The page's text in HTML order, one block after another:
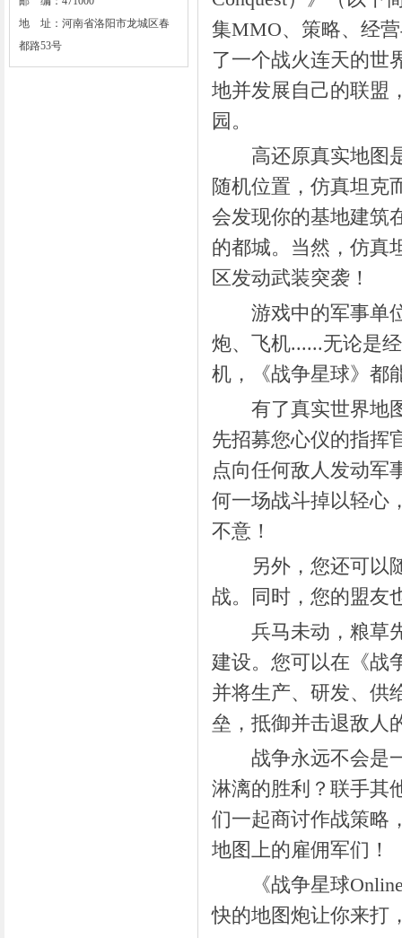
地 址：河南省洛阳市龙城区春
都路53号
集MMO、策略、经
了一个战火连天的世
地并发展自己的联盟
园。
高还原真实地图是
随机位置，仿真坦克
会发现你的基地建筑
的都城。当然，仿真
区发动武装突袭！
游戏中的军事单位
炮、飞机......无论是
机，《战争星球》都
有了真实世界地图
先招募您心仪的指挥
点向任何敌人发动军
何一场战斗掉以轻心
不意！
另外，您还可以随
战。同时，您的盟友
兵马未动，粮草先
建设。您可以在《战
并将生产、研发、供
垒，抵御并击退敌人
战争永远不会是一
淋漓的胜利？联手其
们一起商讨作战策略
地图上的雇佣军们！
《战争星球Online
快的地图炮让你来打